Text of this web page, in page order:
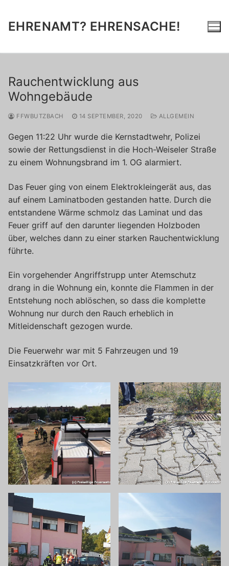
springen
EHRENAMT? EHRENSACHE!
Rauchentwicklung aus
Wohngebäude
FFWBUTZBACH 14 SEPTEMBER, 2020 ALLGEMEIN
Gegen 11:22 Uhr wurde die Kernstadtwehr, Polizei
sowie der Rettungsdienst in die Hoch-Weiseler Straße
zu einem Wohnungsbrand im 1. OG alarmiert.
Das Feuer ging von einem Elektrokleingerät aus, das
auf einem Laminatboden gestanden hatte. Durch die
entstandene Wärme schmolz das Laminat und das
Feuer griff auf den darunter liegenden Holzboden
über, welches dann zu einer starken Rauchentwicklung
führte.
Ein vorgehender Angriffstrupp unter Atemschutz
drang in die Wohnung ein, konnte die Flammen in der
Entstehung noch ablöschen, so dass die komplette
Wohnung nur durch den Rauch erheblich in
Mitleidenschaft gezogen wurde.
Die Feuerwehr war mit 5 Fahrzeugen und 19
Einsatzkräften vor Ort.